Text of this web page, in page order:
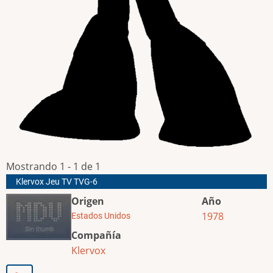
Mostrando 1 - 1 de 1
Klervox Jeu TV TVG-6
Origen
Estados Unidos
Compañía
Klervox
Año
1978